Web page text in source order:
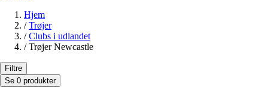
Hjem
/ Trøjer
/ Clubs i udlandet
/ Trøjer Newcastle
Filtre
Se 0 produkter